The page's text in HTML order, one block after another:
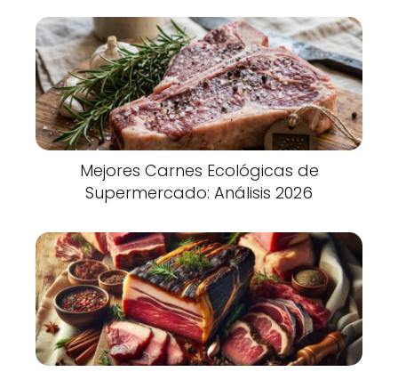
Mejores Carnes Ecológicas de
Supermercado: Análisis 2026